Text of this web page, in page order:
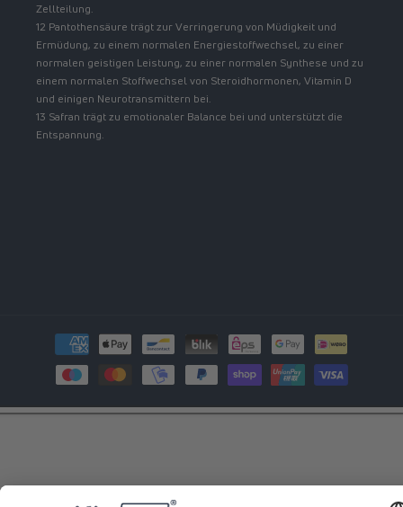
Zellteilung.
12 Pantothensäure trägt zur Verringerung von Müdigkeit und
Ermüdung, zu einem normalen Energiestoffwechsel, zu einer
normalen geistigen Leistung, zu einer normalen Synthese und zu
einem normalen Stoffwechsel von Steroidhormonen, Vitamin D
und einigen Neurotransmittern bei.
13 Safran trägt zu emotionaler Balance bei und unterstützt die
Entspannung.
Zahlungsmethoden